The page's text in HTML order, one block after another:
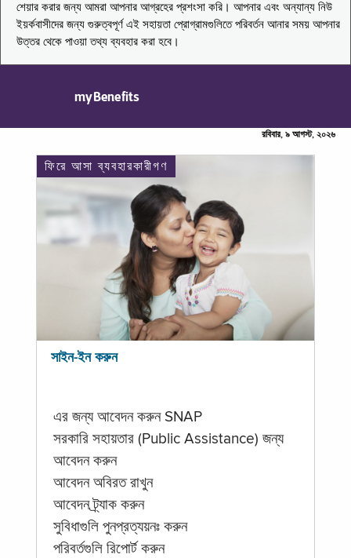
শেয়ার করার জন্য আমরা আপনার আগ্রহের প্রশংসা করি। আপনার এবং অন্যান্য নিউ
ইয়র্কবাসীদের জন্য গুরুত্বপূর্ণ এই সহায়তা প্রোগ্রামগুলিতে পরিবর্তন আনার সময় আপনার
উত্তর থেকে পাওয়া তথ্য ব্যবহার করা হবে।
myBenefits
রবিবার, ৯ আগস্ট, ২০২৬
ফিরে আসা ব্যবহারকারীগণ
সাইন-ইন করুন
এর জন্য আবেদন করুন SNAP
সরকারি সহায়তার (Public Assistance) জন্য
আবেদন করুন
আবেদন অবিরত রাখুন
আবেদন ট্র্যাক করুন
সুবিধাগুলি পুনপ্রত্যয়নঃ করুন
পরিবর্তগুলি রিপোর্ট করুন